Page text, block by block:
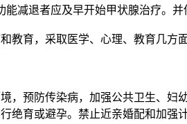
减退者应及早开始甲状腺治疗。
育，采取医学、心理、教育几方
，预防传染病，加强公共卫生、妇
绝育或避孕。禁止近亲婚配和加强